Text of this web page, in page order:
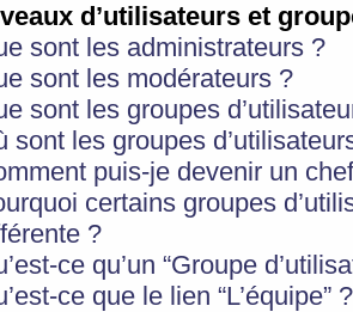
d’utilisateurs et
sont les administrateurs ?
sont les modérateurs ?
sont les groupes
sont les groupes
puis-je devenir un
certains groupes
?
ce qu’un “Groupe
ce que le lien “L’équipe” ?